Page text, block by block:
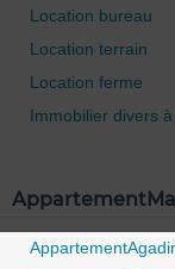
Location bureau
Location terrain
Location ferme
Immobilier divers
AppartementAgadir